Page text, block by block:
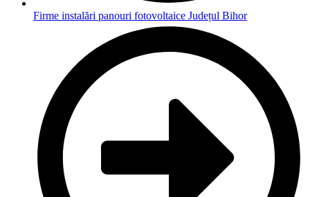
Firme instalări panouri fotovoltaice Județul Bihor